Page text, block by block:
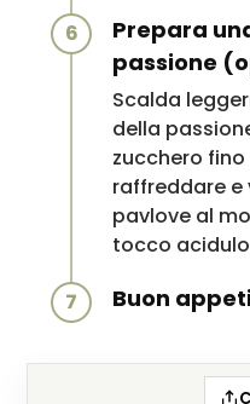
6
Prepara
passione
Scalda
della
zucchero
raffreddare e
pavlove al
tocco
7 Buon